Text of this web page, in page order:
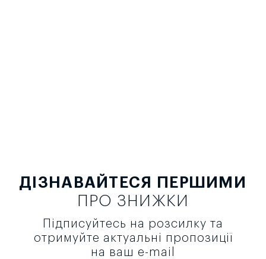
ДІЗНАВАЙТЕСЯ ПЕРШИМИ
ПРО ЗНИЖКИ
Підписуйтесь на розсилку та
отримуйте актуальні пропозиції
на ваш e-mail